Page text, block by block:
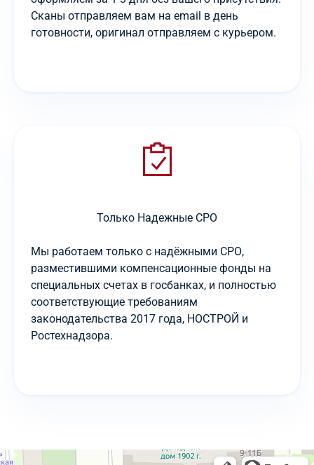
Сканы отправляем вам на email в день
готовности, оригинал отправляем с курьером.
Только Надежные СРО
Мы работаем только с надёжными СРО,
разместившими компенсационные фонды на
специальных счетах в госбанках, и полностью
соответствующие требованиям
законодательства 2017 года, НОСТРОЙ и
Ростехнадзора.